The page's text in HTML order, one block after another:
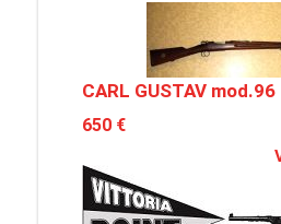
CARL GUSTAV mod.96
650 €